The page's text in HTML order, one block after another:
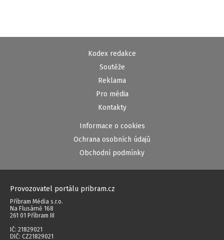
Kodex redakce
Soutěže
Reklama
Pro média
Kontakty
Informace o cookies
Ochrana osobních údajů
Obchodní podmínky
Provozovatel portálu pribram.cz
Příbram Média s.r.o.
Na Flusárně 168
261 01 Příbram III
IČ: 21829021
DIČ: CZ21829021